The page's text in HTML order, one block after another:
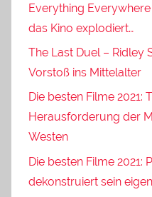
Everything Everywhere
das Kino explodiert…
The Last Duel – Ridley
Vorstoß ins Mittelalter
Die besten Filme 2021:
Herausforderung der
Westen
Die besten Filme 2021:
dekonstruiert sein